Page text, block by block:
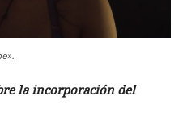
la incorporación del